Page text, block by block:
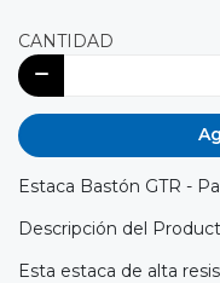
CANTIDAD
Estaca Bastón GTR -
Descripción del
Esta estaca de alta